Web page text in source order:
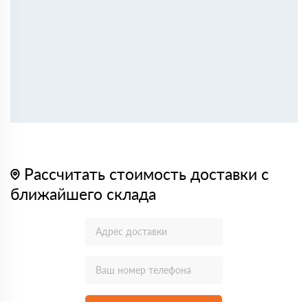
Рассчитать стоимость доставки с
ближайшего склада